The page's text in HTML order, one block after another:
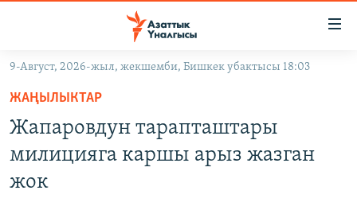
Навигацияга
өтүңүз
Издөөгө
салыңызКЫРГЫЗСТАН
9-Август, 2026-жыл, жекшемби, Бишкек убактысы 18:03
ЖАҢЫЛЫКТАР
Жапаровдун тарапташтары
милицияга каршы арыз жазган
жок